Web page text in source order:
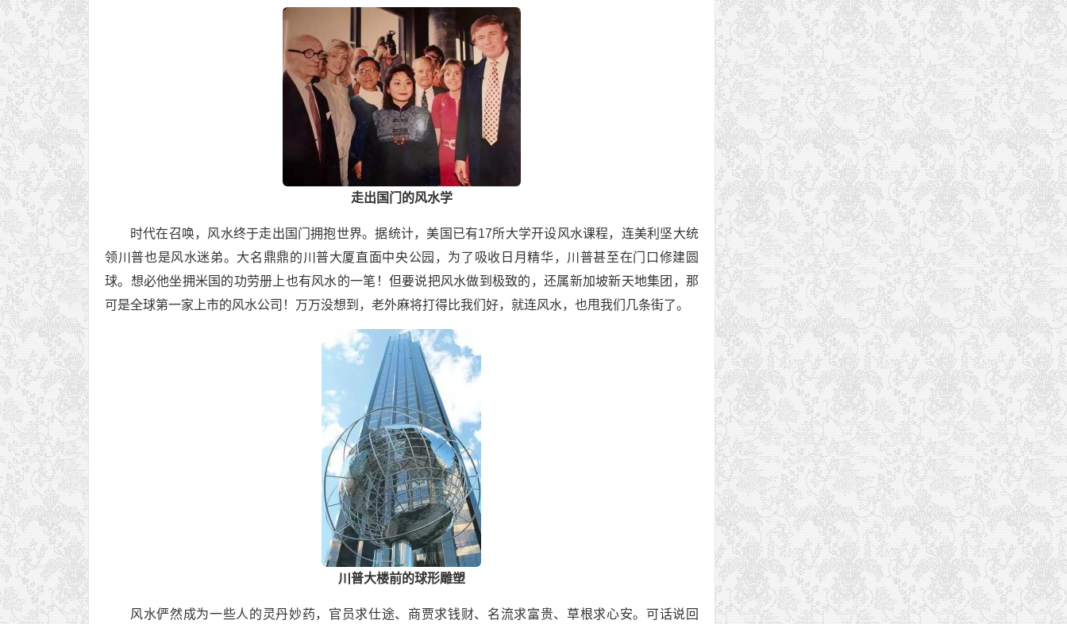
走出国门的风水学
时代在召唤，风水终于走出国门拥抱世界。据统计，美国已有17所大学开设风水课程，连美利坚大统
领川普也是风水迷弟。大名鼎鼎的川普大厦直面中央公园，为了吸收日月精华，川普甚至在门口修建圆
球。想必他坐拥米国的功劳册上也有风水的一笔！但要说把风水做到极致的，还属新加坡新天地集团，那
可是全球第一家上市的风水公司！万万没想到，老外麻将打得比我们好，就连风水，也甩我们几条街了。
川普大楼前的球形雕塑
风水俨然成为一些人的灵丹妙药，官员求仕途、商贾求钱财、名流求富贵、草根求心安。可话说回